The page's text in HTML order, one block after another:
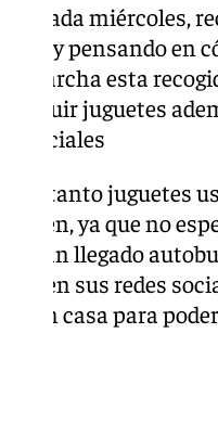
Cada miércoles,
y pensando
marcha esta
juguetes
sociales
tanto juguetes
joven, ya que no
han llegado
en sus redes
en casa para